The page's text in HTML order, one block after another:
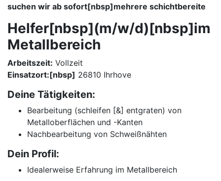
suchen wir ab sofort[nbsp]mehrere schichtbereite
Helfer[nbsp](m/w/d)[nbsp]im
Metallbereich
Arbeitszeit: Vollzeit
Einsatzort:[nbsp] 26810 Ihrhove
Deine Tätigkeiten:
Bearbeitung (schleifen [&] entgraten) von
Metalloberflächen und -Kanten
Nachbearbeitung von Schweißnähten
Dein Profil:
Idealerweise Erfahrung im Metallbereich